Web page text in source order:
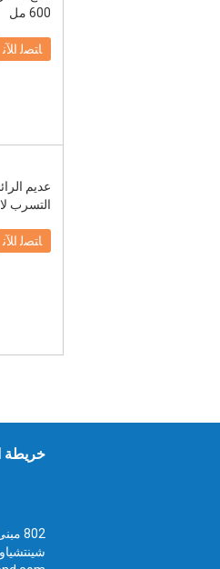
600 مل
ﺎﺘﺼﻟ ﺍﻶﻧ
عديم
التسرب
ﺎﺘﺼﻟ ﺍﻶﻧ
خريطة